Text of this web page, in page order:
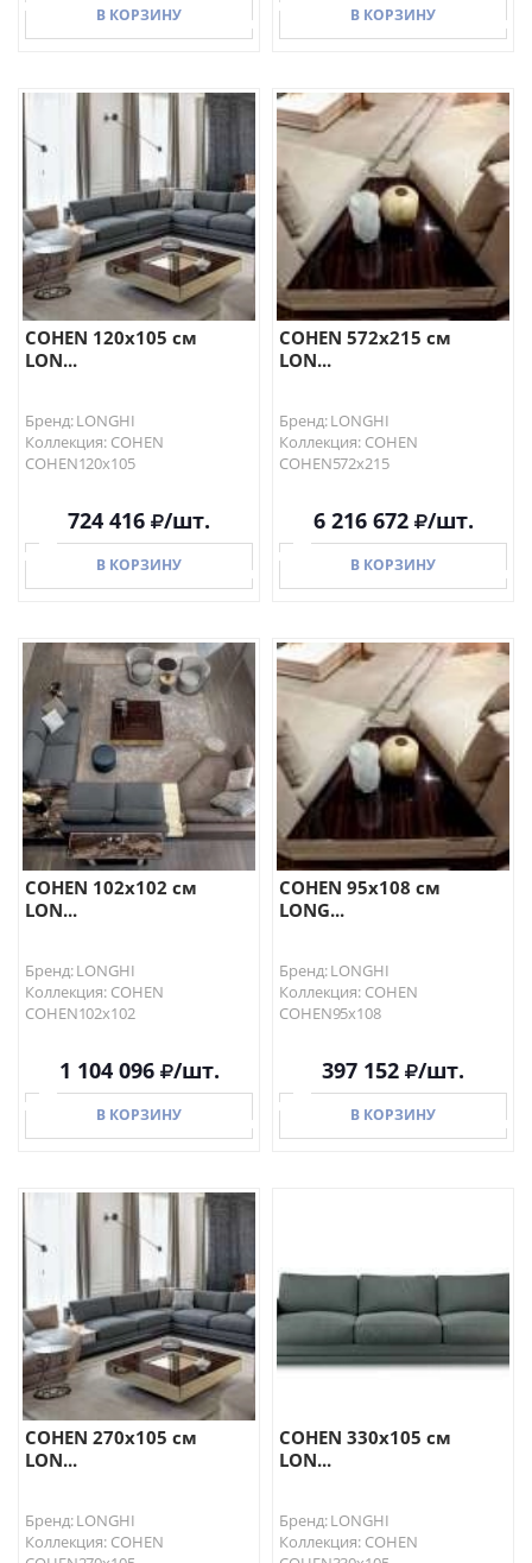
В КОРЗИНУ
В КОРЗИНУ
В КОРЗИНУ
В КОРЗИНУ
COHEN 120х105 см
LON...
Бренд: LONGHI
Коллекция: COHEN
COHEN120х105
724 416 /шт.
В КОРЗИНУ
В КОРЗИНУ
COHEN 572х215 см
LON...
Бренд: LONGHI
Коллекция: COHEN
COHEN572х215
6 216 672 /шт.
В КОРЗИНУ
В КОРЗИНУ
COHEN 102х102 см
LON...
Бренд: LONGHI
Коллекция: COHEN
COHEN102х102
1 104 096 /шт.
В КОРЗИНУ
В КОРЗИНУ
COHEN 95х108 см
LONG...
Бренд: LONGHI
Коллекция: COHEN
COHEN95х108
397 152 /шт.
В КОРЗИНУ
COHEN 270х105 см
LON...
Бренд: LONGHI
Коллекция: COHEN
COHEN 330х105 см
LON...
Бренд: LONGHI
Коллекция: COHEN